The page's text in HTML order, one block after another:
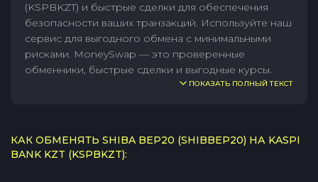
(KSPBKZT) и быстрые сделки для обеспечения
безопасности ваших транзакций. Используйте наш
сервис для выгодного обмена с минимальными
рисками. MoneySwap — это проверенные
обменники, быстрые сделки и выгодные курсы.
ПОКАЗАТЬ ПОЛНЫЙ ТЕКСТ
КАК ОБМЕНЯТЬ SHIBA BEP20 (SHIBBEP20) НА KASPI
BANK KZT (KSPBKZT):